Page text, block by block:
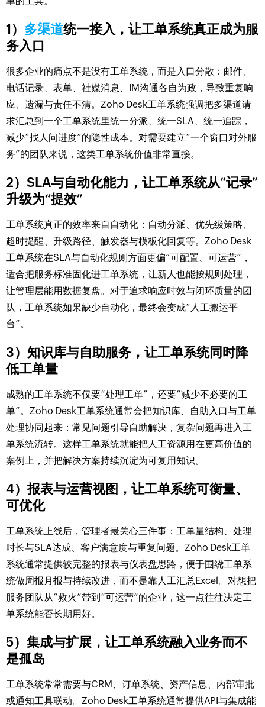
1） 多渠道统一接入，让工单系统真正成为服
务入口
很多企业的痛点不是没有工单系统，而是入口分散：邮件、
电话记录、表单、社媒消息、IM沟通各自为政，导致重复响
应、遗漏与责任不清。Zoho Desk工单系统强调把多渠道请
求汇总到一个工单系统里统一分派、统一SLA、统一追踪，
减少“找人问进度”的隐性成本。对需要建立“一个窗口对外服
务”的团队来说，这类工单系统价值非常直接。
2）SLA与自动化能力，让工单系统从“记录”
升级为“提效”
工单系统真正的效率来自自动化：自动分派、优先级策略、
超时提醒、升级路径、触发器与模板化回复等。Zoho Desk
工单系统在SLA与自动化规则方面更偏“可配置、可运营”，
适合把服务标准固化进工单系统，让新人也能按规则处理，
让管理层能用数据复盘。对于追求响应时效与闭环质量的团
队，工单系统如果缺少自动化，最终会变成“人工搬运平
台”。
3）知识库与自助服务，让工单系统同时降
低工单量
成熟的工单系统不仅要“处理工单”，还要“减少不必要的工
单”。Zoho Desk工单系统通常会把知识库、自助入口与工单
处理协同起来：常见问题引导自助解决，复杂问题再进入工
单系统流转。这样工单系统就能把人工资源用在更高价值的
案例上，并把解决方案持续沉淀为可复用知识。
4）报表与运营视图，让工单系统可衡量、
可优化
工单系统上线后，管理者最关心三件事：工单量结构、处理
时长与SLA达成、客户满意度与重复问题。Zoho Desk工单
系统通常提供较完整的报表与仪表盘思路，便于围绕工单系
统做周报月报与持续改进，而不是靠人工汇总Excel。对想把
服务团队从“救火”带到“可运营”的企业，这一点往往决定工
单系统能否长期用好。
5）集成与扩展，让工单系统融入业务而不
是孤岛
工单系统常常需要与CRM、订单系统、资产信息、内部审批
或通知工具联动。Zoho Desk工单系统通常提供API与集成能